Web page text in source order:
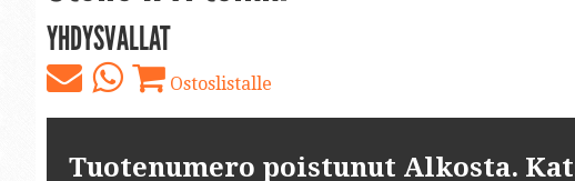
YHDYSVALLAT
Ostoslistalle
Tuotenumero poistunut Alkosta.